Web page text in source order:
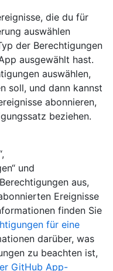
die du für
auswählen
der Berechtigungen
ausgewählt hast.
auswählen,
soll, und dann kannst
abonnieren,
beziehen.
und
aus,
Ereignisse
finden Sie
für eine
darüber, was
zu beachten ist,
GitHub App-